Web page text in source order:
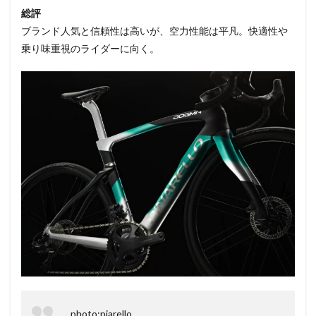
総評
ブランド人気と信頼性は高いが、空力性能は平凡。快適性や
乗り味重視のライダーに向く。